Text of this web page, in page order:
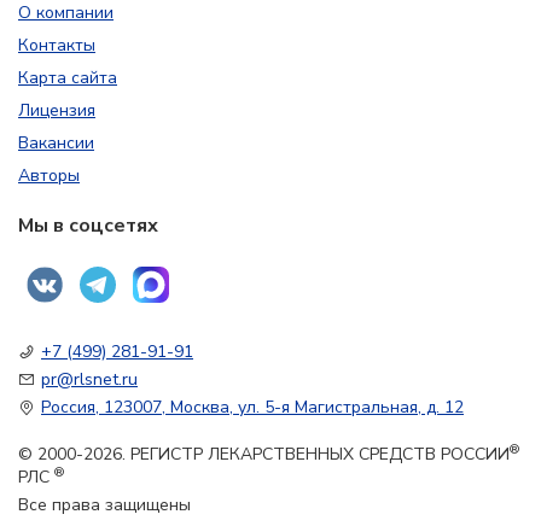
О компании
Контакты
Карта сайта
Лицензия
Вакансии
Авторы
Мы в соцсетях
+7 (499) 281-91-91
pr@rlsnet.ru
Россия, 123007, Москва, ул. 5-я Магистральная, д. 12
© 2000-2026. РЕГИСТР ЛЕКАРСТВЕННЫХ СРЕДСТВ РОССИИ®
РЛС ®
Все права защищены